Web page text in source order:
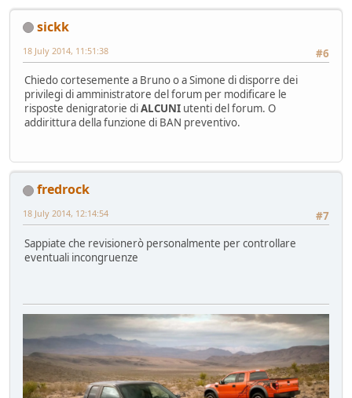
sickk
#6
18 July 2014, 11:51:38
Chiedo cortesemente a Bruno o a Simone di disporre dei
privilegi di amministratore del forum per modificare le
risposte denigratorie diALCUNI utenti del forum. O
addirittura della funzione di BAN preventivo.
fredrock
#7
18 July 2014, 12:14:54
Sappiate che revisionerò personalmente per controllare
eventuali incongruenze